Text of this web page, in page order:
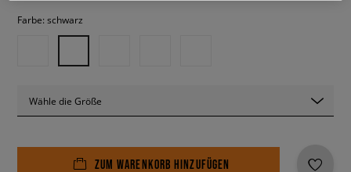
Farbe: schwarz
Wähle die Größe
ZUM WARENKORB HINZUFÜGEN